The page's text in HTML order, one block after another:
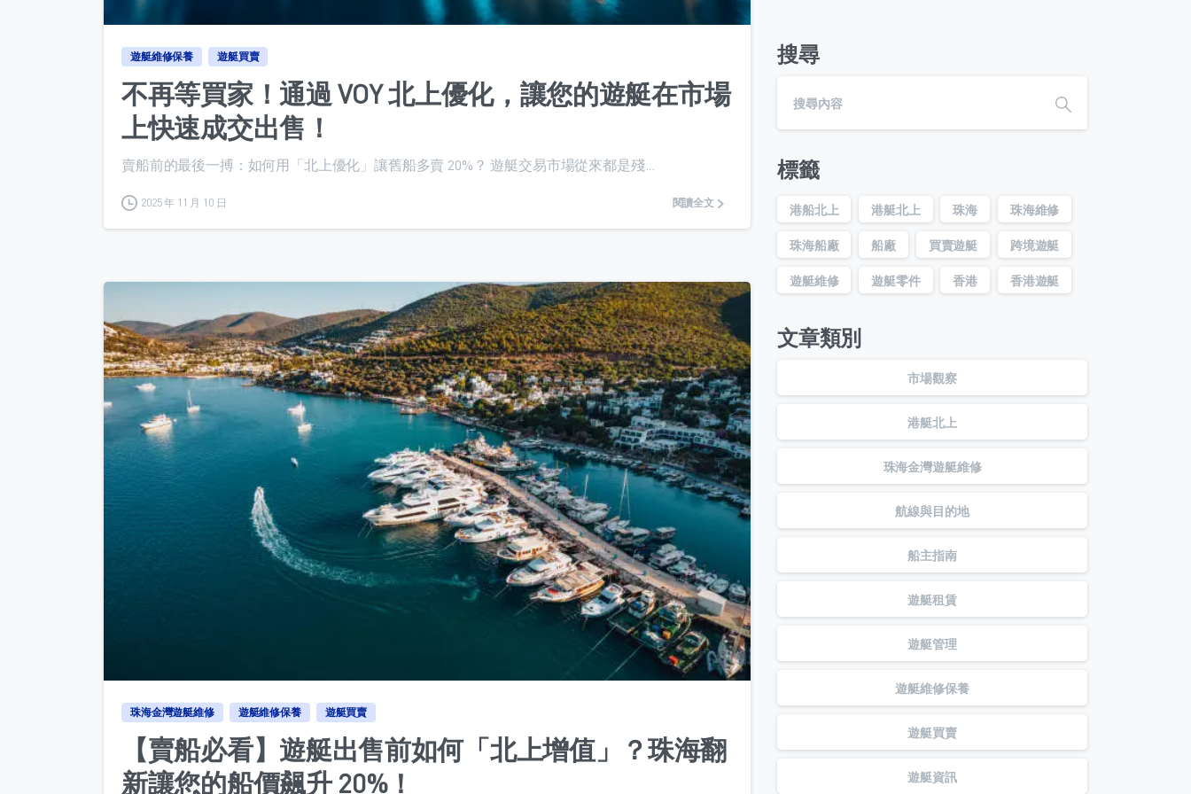
遊艇維修保養 遊艇買賣
不再等買家！通過 VOY 北上優化，讓您的遊艇在市場
上快速成交出售！
賣船前的最後一搏：如何用「北上優化」讓舊船多賣 20%？ 遊艇交易市場從來都是殘...
2025 年 11 月 10 日 閱讀全文
0
珠海金灣遊艇維修 遊艇維修保養 遊艇買賣
【賣船必看】遊艇出售前如何「北上增值」？珠海翻
新讓您的船價飆升 20%！
搜尋
標籤
港船北上 港艇北上 珠海 珠海維修
珠海船廠 船廠 買賣遊艇 跨境遊艇
遊艇維修 遊艇零件 香港 香港遊艇
文章類別
市場觀察
港艇北上
珠海金灣遊艇維修
航線與目的地
船主指南
遊艇租賃
遊艇管理
遊艇維修保養
遊艇買賣
遊艇資訊